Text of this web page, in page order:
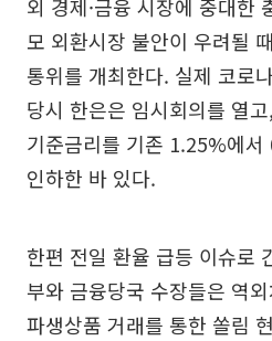
외 경제·금융 시장에 중대한
모 외환시장 불안이 우려될
통위를 개최한다. 실제 코로
당시 한은은 임시회의를 열
기준금리를 기존 1.25%에
인하한 바 있다.
한편 전일 환율 급등 이슈로
부와 금융당국 수장들은 역
파생상품 거래를 통한 쏠림